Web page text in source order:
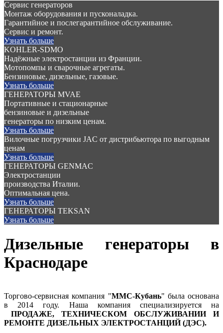
Сервис генераторов
Монтаж оборудования и пусконаладка.
Гарантийное и послегарантийное обслуживание.
Сервис и ремонт.
Узнать больше
KOHLER-SDMO
Надёжные электростанции из Франции.
Мотопомпы и сварочные агрегаты.
Бензиновые, дизельные, газовые.
Узнать больше
ГЕНЕРАТОРЫ MVAE
Портативные и стационарные
бензиновые и дизельные
генераторы по низким ценам.
Узнать больше
Вилочные погрузчики JAC от дистрибьютора по выгодным
ценам
Узнать больше
ГЕНЕРАТОРЫ GENMAC
Электростанции
производства Италии.
Оптимальная цена.
Узнать больше
ГЕНЕРАТОРЫ TEKSAN
Узнать больше
Дизельные генераторы в
Краснодаре
Торгово-сервисная компания "ММС-Кубань" была основана
в 2014 году. Наша компания специализируется на
ПРОДАЖЕ, ТЕХНИЧЕСКОМ ОБСЛУЖИВАНИИ И
РЕМОНТЕ ДИЗЕЛЬНЫХ ЭЛЕКТРОСТАНЦИЙ (ДЭС).